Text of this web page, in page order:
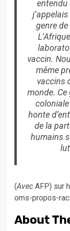
entendu
genre
vaccin.
même
vaccins
monde.
coloniale
honte
de la
humains
(Avec AFP) sur
oms-propos-
About